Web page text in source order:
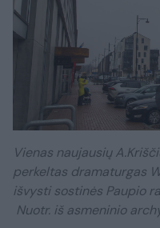
Vienas naujausių
perkeltas dramaturgas
išvysti sostinės Paupio
Nuotr. iš asmeninio